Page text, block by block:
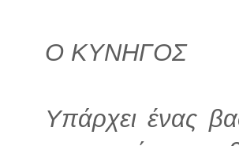
Ο ΚΥΝΗΓΟΣ
Υπάρχει ένας